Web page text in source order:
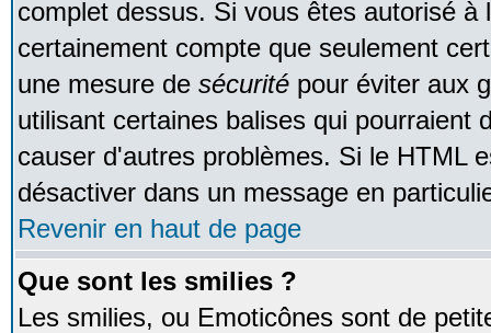
complet dessus. Si vous êtes autorisé à
certainement compte que seulement
une mesure de sécurité pour éviter aux
utilisant certaines balises qui pourraient
causer d'autres problèmes. Si le HTML
désactiver dans un message en
Revenir en haut de page
Que sont les smilies ?
Les smilies, ou Emoticônes sont de